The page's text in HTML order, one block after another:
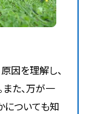
因を理解し、
た、万が一
についても知